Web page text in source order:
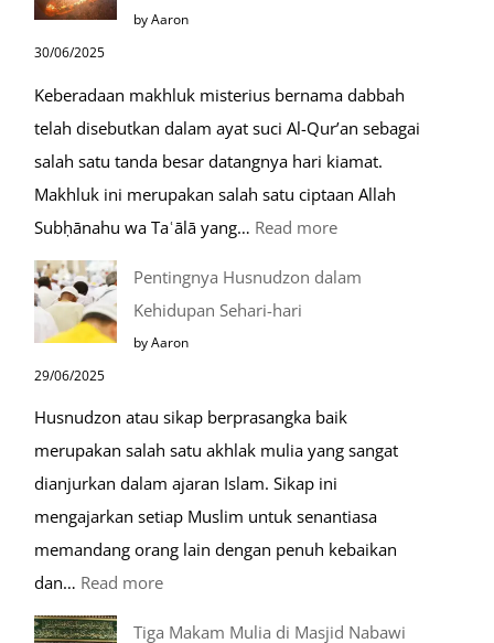
Mustajab
by Aaron
30/06/2025
Keberadaan makhluk misterius bernama dabbah
telah disebutkan dalam ayat suci Al-Qur’an sebagai
salah satu tanda besar datangnya hari kiamat.
Makhluk ini merupakan salah satu ciptaan Allah
Subḥānahu wa Taʿālā yang… Read more:
Pentingnya Husnudzon dalam
Kehidupan Sehari-hari
by Aaron
29/06/2025
Husnudzon atau sikap berprasangka baik
merupakan salah satu akhlak mulia yang sangat
dianjurkan dalam ajaran Islam. Sikap ini
mengajarkan setiap Muslim untuk senantiasa
memandang orang lain dengan penuh kebaikan
dan… Read more:
Tiga Makam Mulia di Masjid Nabawi